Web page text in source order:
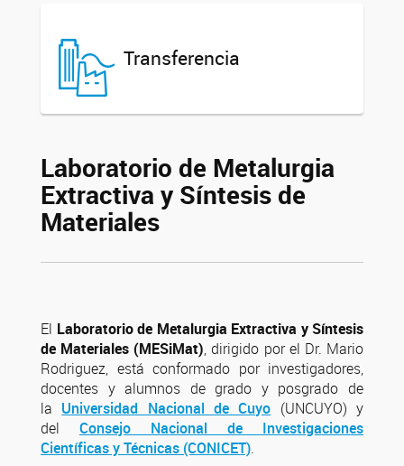
Transferencia
Laboratorio de Metalurgia
Extractiva y Síntesis de
Materiales
El Laboratorio de Metalurgia Extractiva y Síntesis
de Materiales (MESiMat), dirigido por el Dr. Mario
Rodriguez, está conformado por investigadores,
docentes y alumnos de grado y posgrado de
la Universidad Nacional de Cuyo (UNCUYO) y
del Consejo Nacional de Investigaciones
Científicas y Técnicas (CONICET).